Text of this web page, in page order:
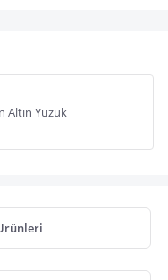
Altın Yüzük